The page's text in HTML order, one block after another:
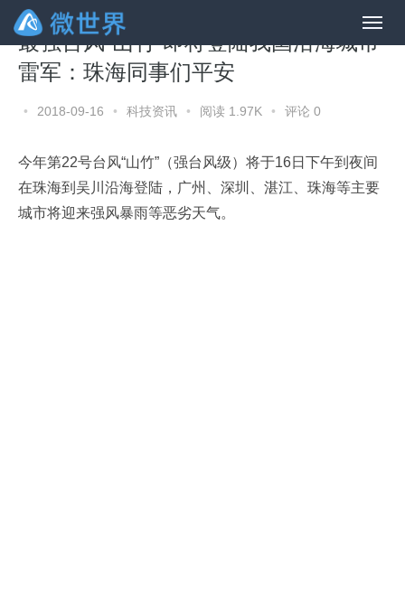
最强台风“山竹”即将登陆我国沿海城市
雷军：珠海同事们平安
• 2018-09-16 • 科技资讯 • 阅读 1.97K • 评论 0
今年第22号台风“山竹”（强台风级）将于16日下午到夜间
在珠海到吴川沿海登陆，广州、深圳、湛江、珠海等主要
城市将迎来强风暴雨等恶劣天气。